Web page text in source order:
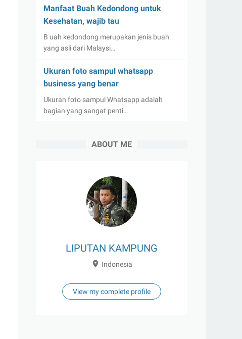
Manfaat Buah Kedondong untuk
Kesehatan, wajib tau
B uah kedondong merupakan jenis buah
yang asli dari Malaysi…
Ukuran foto sampul whatsapp
business yang benar
Ukuran foto sampul Whatsapp adalah
bagian yang sangat penti…
ABOUT ME
LIPUTAN KAMPUNG
Indonesia
View my complete profile